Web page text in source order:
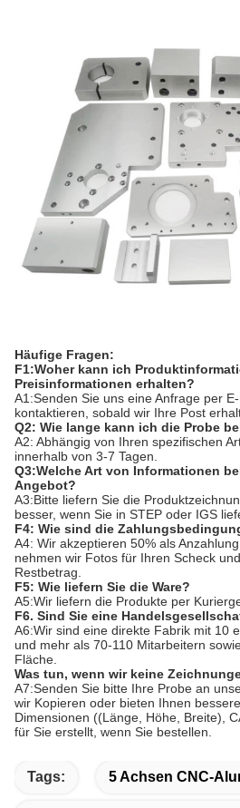
Häufige Fragen:
F1:Woher kann ich
Preisinformationen erhalten?
A1:Senden Sie uns eine Anfrage per
kontaktieren, sobald wir Ihre Post
Q2: Wie lange kann ich die Probe
A2: Abhängig von Ihren spezifischen
innerhalb von 3-7 Tagen.
Q3:Welche Art von Informationen
Angebot?
A3:Bitte liefern Sie die
besser, wenn Sie in STEP oder IGS
F4: Wie sind die
A4: Wir akzeptieren 50% als
nehmen wir Fotos für Ihren Scheck
Restbetrag.
F5: Wie liefern Sie die Ware?
A5:Wir liefern die Produkte per
F6. Sind Sie eine
A6:Wir sind eine direkte Fabrik mit 10
und mehr als 70-110 Mitarbeitern
Fläche.
Was tun, wenn wir keine
A7:Senden Sie bitte Ihre Probe an
wir Kopieren oder bieten Ihnen
Dimensionen ((Länge, Höhe, Breite),
für Sie erstellt, wenn Sie bestellen.
Tags: 5 Achsen CNC-